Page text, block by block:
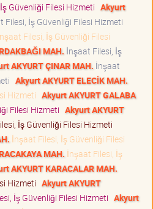
Güvenliği Filesi Hizmeti Akyurt
Filesi, İş Güvenliği Filesi Hizmeti
Filesi, İş Güvenliği Filesi
MAH. İnşaat Filesi, İş
AKYURT ÇINAR MAH. İnşaat
Akyurt AKYURT ELECİK MAH.
Hizmeti Akyurt AKYURT GALABA
Filesi Hizmeti Akyurt AKYURT
İş Güvenliği Filesi Hizmeti
İnşaat Filesi, İş Güvenliği Filesi
MAH. İnşaat Filesi, İş
AKYURT KARACALAR MAH.
Hizmeti Akyurt AKYURT
İş Güvenliği Filesi Hizmeti Akyurt